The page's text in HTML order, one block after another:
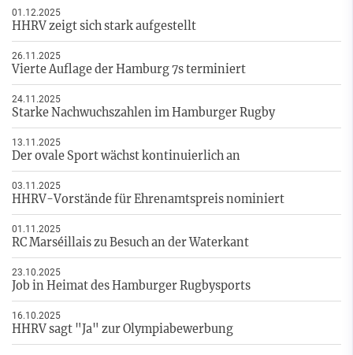
01.12.2025
HHRV zeigt sich stark aufgestellt
26.11.2025
Vierte Auflage der Hamburg 7s terminiert
24.11.2025
Starke Nachwuchszahlen im Hamburger Rugby
13.11.2025
Der ovale Sport wächst kontinuierlich an
03.11.2025
HHRV-Vorstände für Ehrenamtspreis nominiert
01.11.2025
RC Marséillais zu Besuch an der Waterkant
23.10.2025
Job in Heimat des Hamburger Rugbysports
16.10.2025
HHRV sagt "Ja" zur Olympiabewerbung